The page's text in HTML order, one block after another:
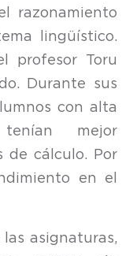
razonamiento
lingüístico.
profesor Toru
Durante sus
con alta
mejor
de cálculo. Por
en el
asignaturas,